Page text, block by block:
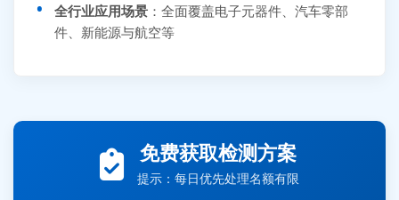
全行业应用场景 ：全面覆盖电子元器件、汽车零部
件、新能源与航空等
免费获取检测方案
提示：每日优先处理名额有限